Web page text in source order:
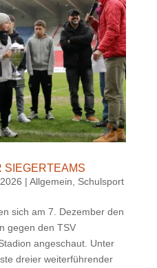
SIEGERTEAMS
| Allgemein Schulsport
sich am 7. Dezember den
gegen den TSV
angeschaut. Unter
dreier weiterführender